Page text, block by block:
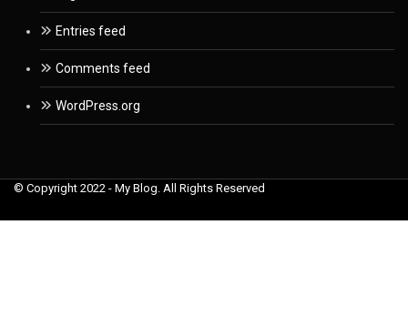
Entries feed
Comments feed
WordPress.org
© Copyright 2022 - My Blog. All Rights Reserved